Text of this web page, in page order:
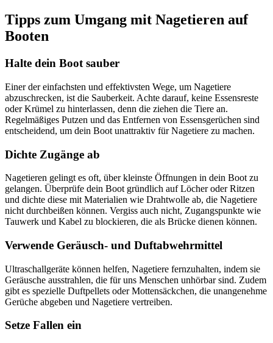
Tipps zum Umgang mit Nagetieren auf
Booten
Halte dein Boot sauber
Einer der einfachsten und effektivsten Wege, um Nagetiere
abzuschrecken, ist die Sauberkeit. Achte darauf, keine Essensreste
oder Krümel zu hinterlassen, denn die ziehen die Tiere an.
Regelmäßiges Putzen und das Entfernen von Essensgerüchen sind
entscheidend, um dein Boot unattraktiv für Nagetiere zu machen.
Dichte Zugänge ab
Nagetieren gelingt es oft, über kleinste Öffnungen in dein Boot zu
gelangen. Überprüfe dein Boot gründlich auf Löcher oder Ritzen
und dichte diese mit Materialien wie Drahtwolle ab, die Nagetiere
nicht durchbeißen können. Vergiss auch nicht, Zugangspunkte wie
Tauwerk und Kabel zu blockieren, die als Brücke dienen können.
Verwende Geräusch- und Duftabwehrmittel
Ultraschallgeräte können helfen, Nagetiere fernzuhalten, indem sie
Geräusche ausstrahlen, die für uns Menschen unhörbar sind. Zudem
gibt es spezielle Duftpellets oder Mottensäckchen, die unangenehme
Gerüche abgeben und Nagetiere vertreiben.
Setze Fallen ein